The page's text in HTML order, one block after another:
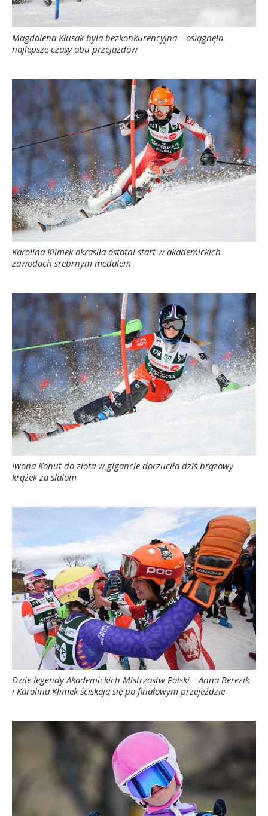
Magdalena Kłusak była bezkonkurencyjna – osiągnęła
najlepsze czasy obu przejazdów
Karolina Klimek okrasiła ostatni start w akademickich
zawodach srebrnym medalem
Iwona Kohut do złota w gigancie dorzuciła dziś brązowy
krążek za slalom
Dwie legendy Akademickich Mistrzostw Polski – Anna Berezik
i Karolina Klimek ściskają się po finałowym przejeździe